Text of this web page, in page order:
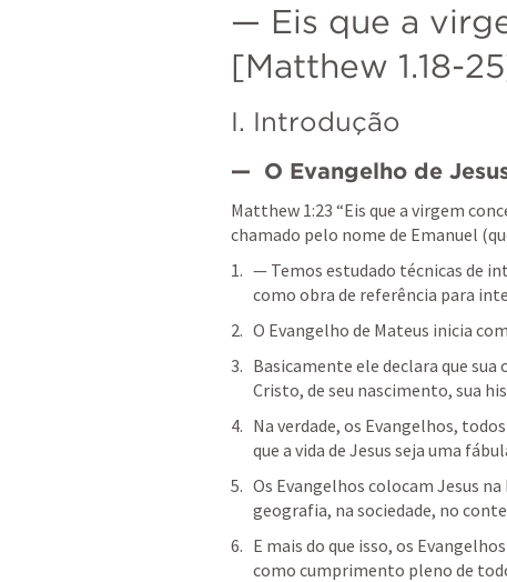
— Eis que a
[Matthew 1.18-25
I. Introdução
—  O Evangelho de
Matthew 1:23 “Eis que a virgem
chamado pelo nome de Emanuel
— Temos estudado técnicas de
como obra de referência para
O Evangelho de Mateus inicia
Basicamente ele declara que
Cristo, de seu nascimento, sua
Na verdade, os Evangelhos,
que a vida de Jesus seja uma
Os Evangelhos colocam Jesus
geografia, na sociedade, no
E mais do que isso, os
como cumprimento pleno de